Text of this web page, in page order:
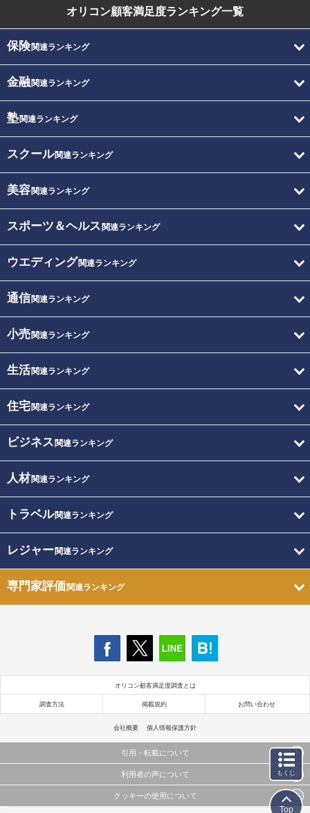
オリコン顧客満足度ランキング一覧
保険関連ランキング
金融関連ランキング
塾関連ランキング
スクール関連ランキング
美容関連ランキング
スポーツ＆ヘルス 関連ランキング
ウエディング関連ランキング
通信関連ランキング
小売関連ランキング
生活関連ランキング
住宅関連ランキング
ビジネス 関連ランキング
人材関連ランキング
トラベル関連ランキング
レジャー関連ランキング
専門家評価関連ランキング
オリコン顧客満足度調査とは
調査方法 掲載規約 お問い合わせ
会社概要 個人情報保護方針
引用・転載について
当サイトで公開されている情報（文字、写真、イラスト、画像データ等）及びこれらの配置・
これらの情報を権利者の許可なく無断転載・複製などの二次利用を行うことは固く禁じており
利用者の声について
当サイトに掲載している内容はすべてサービスの利用者が提出された見解・感想です。
クッキーの使用について
もくじ
Top